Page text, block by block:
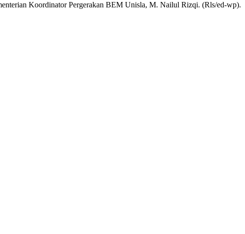
Koordinator Pergerakan BEM Unisla, M. Nailul Rizqi. (Rls/ed-wp).